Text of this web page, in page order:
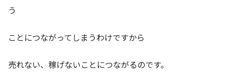
う
ことにつながってしまうわけですから
売れない、稼げないことにつながるのです。